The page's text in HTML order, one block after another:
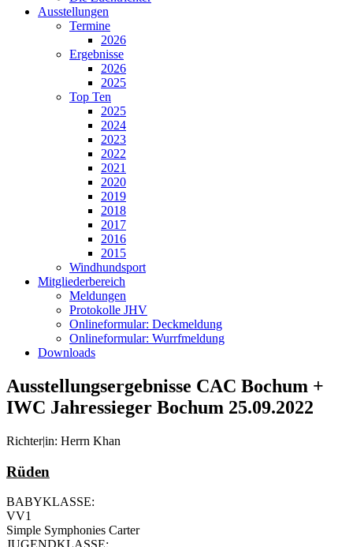
Ausstellungen
Termine
2026
Ergebnisse
2026
2025
Top Ten
2025
2024
2023
2022
2021
2020
2019
2018
2017
2016
2015
Windhundsport
Mitgliederbereich
Meldungen
Protokolle JHV
Onlineformular: Deckmeldung
Onlineformular: Wurrfmeldung
Downloads
Ausstellungsergebnisse CAC Bochum +
IWC Jahressieger Bochum 25.09.2022
Richter|in: Herrn Khan
Rüden
BABYKLASSE:
VV1
Simple Symphonies Carter